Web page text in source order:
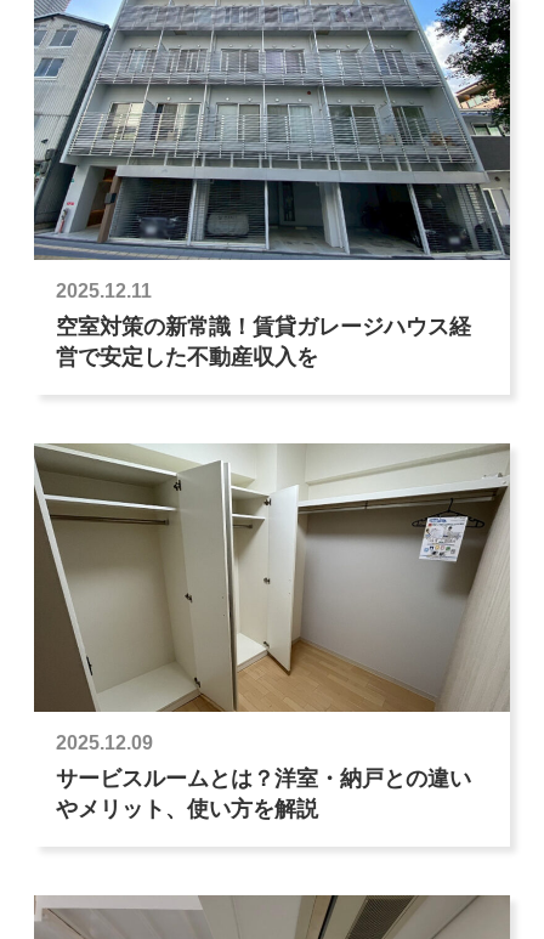
2025.12.11
空室対策の新常識！賃貸ガレージハウス経
営で安定した不動産収入を
2025.12.09
サービスルームとは？洋室・納戸との違い
やメリット、使い方を解説